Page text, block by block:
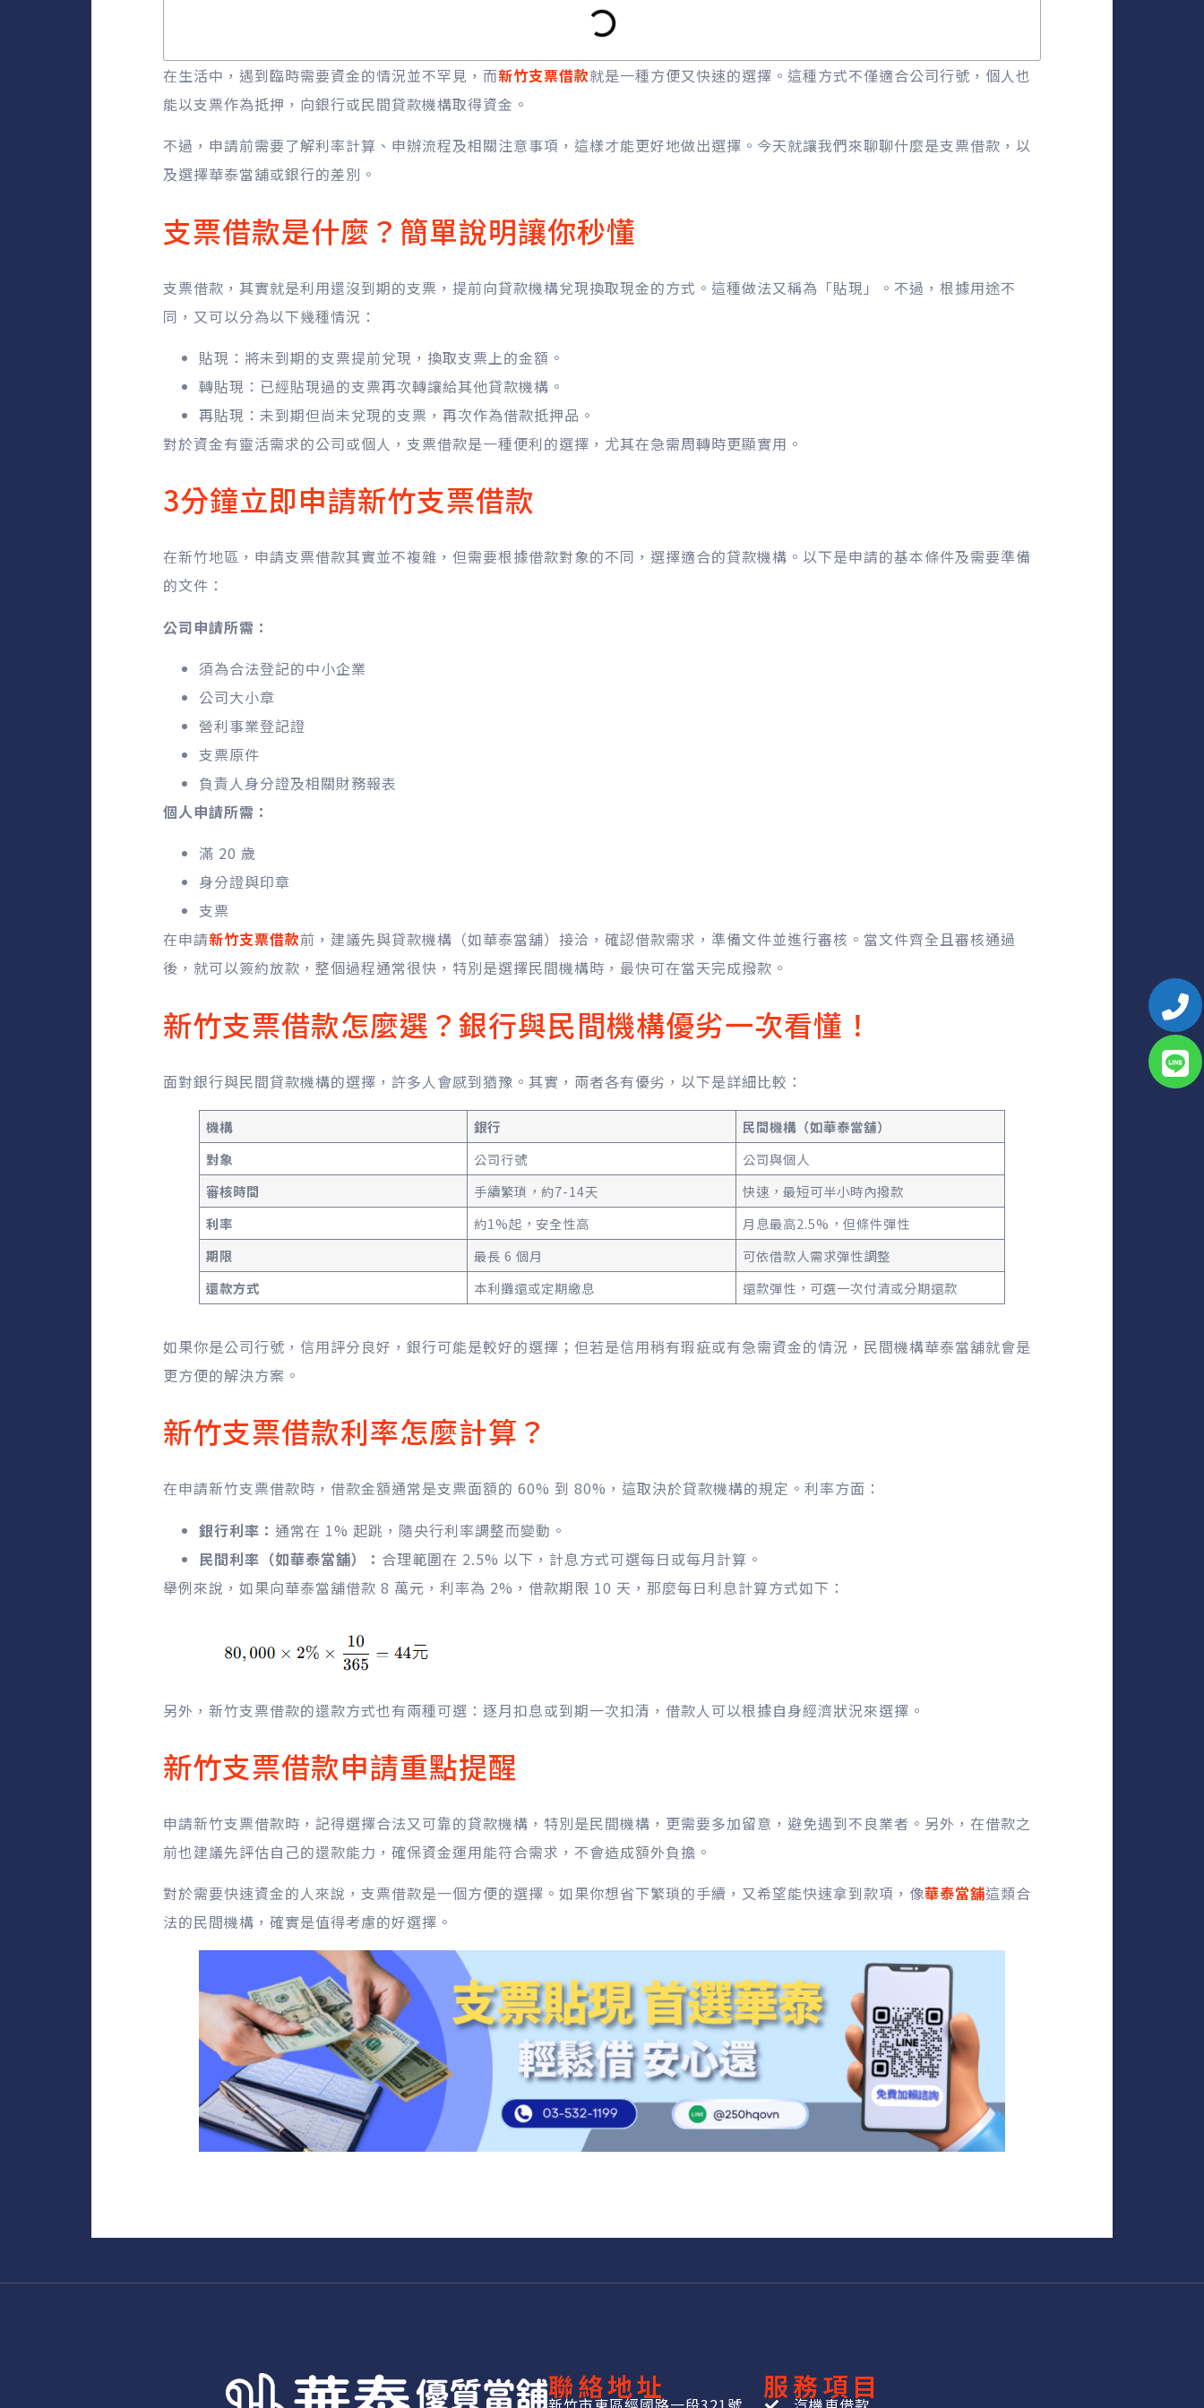
在生活中，遇到臨時需要資金的情況並不罕見，而新竹支票借款就是一種方便又快速的選擇。這種方式不僅適合公司行號，個人也
能以支票作為抵押，向銀行或民間貸款機構取得資金。
不過，申請前需要了解利率計算、申辦流程及相關注意事項，這樣才能更好地做出選擇。今天就讓我們來聊聊什麼是支票借款，以
及選擇華泰當舖或銀行的差別。
支票借款是什麼？簡單說明讓你秒懂
支票借款，其實就是利用還沒到期的支票，提前向貸款機構兌現換取現金的方式。這種做法又稱為「貼現」。不過，根據用途不
同，又可以分為以下幾種情況：
貼現：將未到期的支票提前兌現，換取支票上的金額。
轉貼現：已經貼現過的支票再次轉讓給其他貸款機構。
再貼現：未到期但尚未兌現的支票，再次作為借款抵押品。
對於資金有靈活需求的公司或個人，支票借款是一種便利的選擇，尤其在急需周轉時更顯實用。
3分鐘立即申請新竹支票借款
在新竹地區，申請支票借款其實並不複雜，但需要根據借款對象的不同，選擇適合的貸款機構。以下是申請的基本條件及需要準備
的文件：
公司申請所需：
須為合法登記的中小企業
公司大小章
營利事業登記證
支票原件
負責人身分證及相關財務報表
個人申請所需：
滿 20 歲
身分證與印章
支票
在申請新竹支票借款前，建議先與貸款機構（如華泰當舖）接洽，確認借款需求，準備文件並進行審核。當文件齊全且審核通過
後，就可以簽約放款，整個過程通常很快，特別是選擇民間機構時，最快可在當天完成撥款。
新竹支票借款怎麼選？銀行與民間機構優劣一次看懂！
面對銀行與民間貸款機構的選擇，許多人會感到猶豫。其實，兩者各有優劣，以下是詳細比較：
機構 銀行
民間機構（如華泰當舖）
對象
公司行號
公司與個人
審核時間
手續繁瑣，約7-14天
快速，最短可半小時內撥款
利率
約1%起，安全性高
月息最高2.5%，但條件彈性
期限
最長 6 個月
可依借款人需求彈性調整
還款方式
本利攤還或定期繳息 還款彈性，可選一次付清或分期還款
如果你是公司行號，信用評分良好，銀行可能是較好的選擇；但若是信用稍有瑕疵或有急需資金的情況，民間機構華泰當舖就會是
更方便的解決方案。
新竹支票借款利率怎麼計算？
在申請新竹支票借款時，借款金額通常是支票面額的 60% 到 80%，這取決於貸款機構的規定。利率方面：
銀行利率： 通常在 1% 起跳，隨央行利率調整而變動。
民間利率（如華泰當舖）： 合理範圍在 2.5% 以下，計息方式可選每日或每月計算。
舉例來說，如果向華泰當舖借款 8 萬元，利率為 2%，借款期限 10 天，那麼每日利息計算方式如下：
另外，新竹支票借款的還款方式也有兩種可選：逐月扣息或到期一次扣清，借款人可以根據自身經濟狀況來選擇。
新竹支票借款申請重點提醒
申請新竹支票借款時，記得選擇合法又可靠的貸款機構，特別是民間機構，更需要多加留意，避免遇到不良業者。另外，在借款之
前也建議先評估自己的還款能力，確保資金運用能符合需求，不會造成額外負擔。
對於需要快速資金的人來說，支票借款是一個方便的選擇。如果你想省下繁瑣的手續，又希望能快速拿到款項，像華泰當舖這類合
法的民間機構，確實是值得考慮的好選擇。
聯絡地址 服務項目